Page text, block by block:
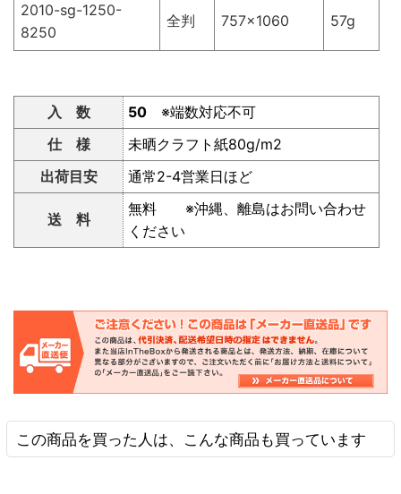
2010-sg-1250-
8250
全判 757×1060 57g
入 数 50 ※端数対応不可
仕 様
未晒クラフト紙80g/m2
出荷目安
通常2-4営業日ほど
送 料
無料 ※沖縄、離島はお問い合わせ
ください
この商品を買った人は、こんな商品も買っています